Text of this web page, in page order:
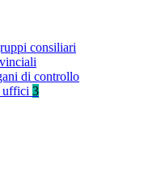
consiliari
di controllo
uffici 3